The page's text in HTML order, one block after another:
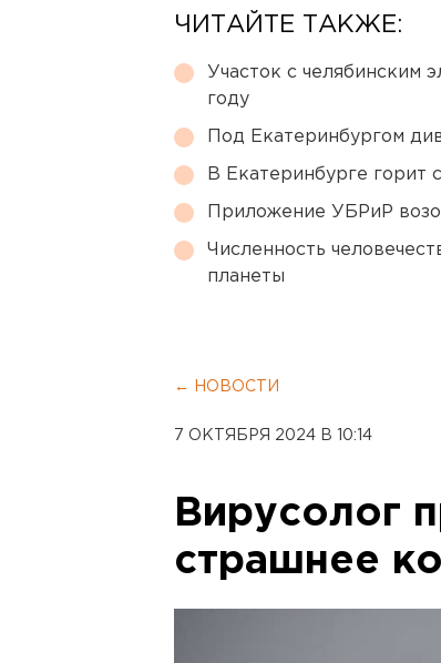
ЧИТАЙТЕ ТАКЖЕ:
Участок с челябинским
году
Под Екатеринбургом
В Екатеринбурге горит
Приложение УБРиР
Численность
планеты
← НОВОСТИ
7 ОКТЯБРЯ 2024 В 10:14
Вирусолог
страшнее